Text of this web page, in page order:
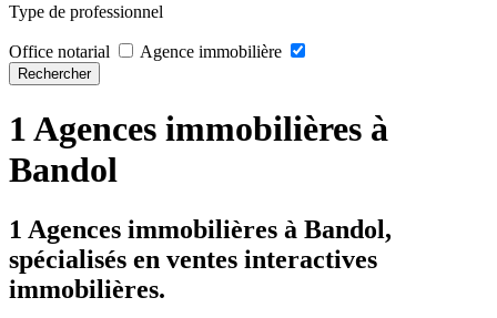
Type de professionnel
Office notarial Agence immobilière
Rechercher
1 Agences immobilières à
Bandol
1 Agences immobilières à Bandol,
spécialisés en ventes interactives
immobilières.